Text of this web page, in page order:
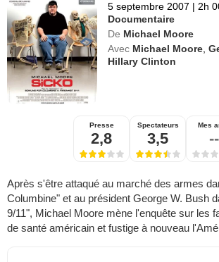
5 septembre 2007 | 2h
Documentaire
De Michael Moore
Avec Michael Moore ,
Hillary Clinton
Presse
2,8
Spectateurs
3,5
Mes
--
Après s'être attaqué au marché des armes
Columbine" et au président George W. Bush
9/11", Michael Moore mène l'enquête sur les
de santé américain et fustige à nouveau